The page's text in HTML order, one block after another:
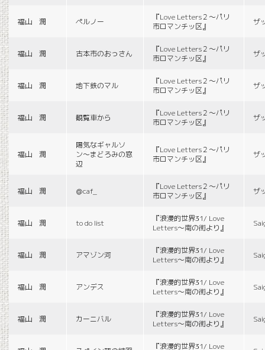
福山 潤 ペルノー
『Love Letters２〜パリ
市ロマンチッ区』
ザ
福山 潤 古本市のおっさん
『Love Letters２〜パリ
市ロマンチッ区』
ザ
福山 潤 地下鉄のマル
『Love Letters２〜パリ
市ロマンチッ区』
ザ
福山 潤 観覧車から
『Love Letters２〜パリ
市ロマンチッ区』
ザ
福山 潤
陽気なギャルソ
ン〜まどろみの窓
辺
『Love Letters２〜パリ
市ロマンチッ区』
ザ
福山 潤 ＠caf_
『Love Letters２〜パリ
市ロマンチッ区』
ザ
福山 潤 to do list
『浪漫的世界31/ Love
Letters〜南の街より』
福山 潤 アマゾン河
『浪漫的世界31/ Love
Letters〜南の街より』
福山 潤 アンデス
『浪漫的世界31/ Love
Letters〜南の街より』
福山 潤 カーニバル
『浪漫的世界31/ Love
Letters〜南の街より』
『浪漫的世界31/ Love